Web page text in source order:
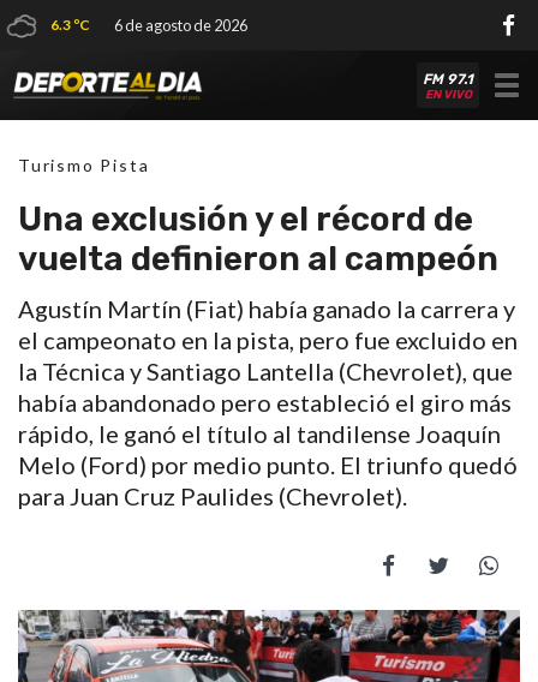
6.3 ºC 6 de agosto de 2026
FM 97.1
EN VIVO
Turismo Pista
Una exclusión y el récord de
vuelta definieron al campeón
Agustín Martín (Fiat) había ganado la carrera y
el campeonato en la pista, pero fue excluido en
la Técnica y Santiago Lantella (Chevrolet), que
había abandonado pero estableció el giro más
rápido, le ganó el título al tandilense Joaquín
Melo (Ford) por medio punto. El triunfo quedó
para Juan Cruz Paulides (Chevrolet).